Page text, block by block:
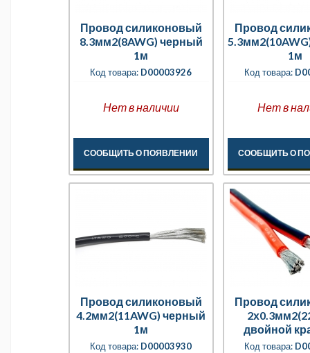
Провод силиконовый
8.3мм2(8AWG) черный
1м
Код товара: D00003926
Нет в наличии
СООБЩИТЬ О ПОЯВЛЕНИИ
Провод
1м
Код товара:
Нет в
СООБЩИТЬ О
Провод силиконовый
4.2мм2(11AWG) черный
1м
Код товара: D00003930
Провод
двойной
черный
Код товара: